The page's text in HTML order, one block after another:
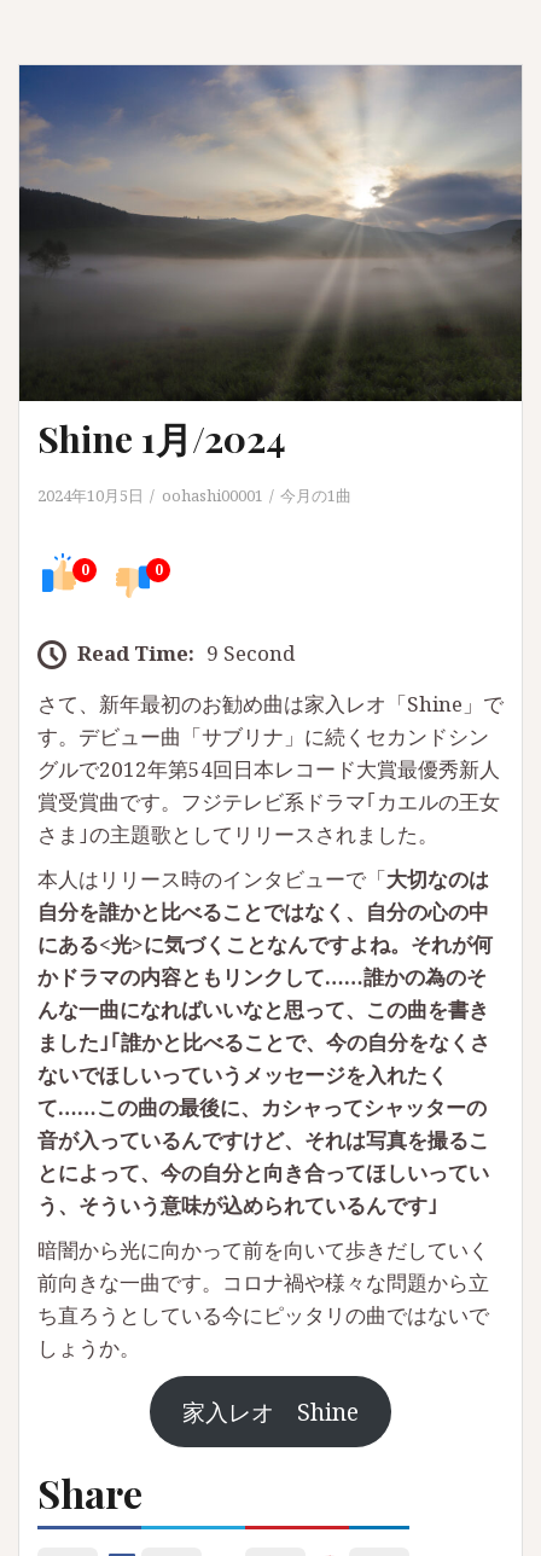
Shine 1月/2024
2024年10月5日 oohashi00001 今月の1曲
0 0
Read Time: 9 Second
さて、新年最初のお勧め曲は家入レオ「Shine」で
す。デビュー曲「サブリナ」に続くセカンドシン
グルで2012年第54回日本レコード大賞最優秀新人
賞受賞曲です。フジテレビ系ドラマ｢カエルの王女
さま｣の主題歌としてリリースされました。
本人はリリース時のインタビューで「大切なのは
自分を誰かと比べることではなく、自分の心の中
にある<光>に気づくことなんですよね。それが何
かドラマの内容ともリンクして……誰かの為のそ
んな一曲になればいいなと思って、この曲を書き
ました｣｢誰かと比べることで、今の自分をなくさ
ないでほしいっていうメッセージを入れたく
て……この曲の最後に、カシャってシャッターの
音が入っているんですけど、それは写真を撮るこ
とによって、今の自分と向き合ってほしいってい
う、そういう意味が込められているんです｣
暗闇から光に向かって前を向いて歩きだしていく
前向きな一曲です。コロナ禍や様々な問題から立
ち直ろうとしている今にピッタリの曲ではないで
しょうか。
家入レオ Shine
Share